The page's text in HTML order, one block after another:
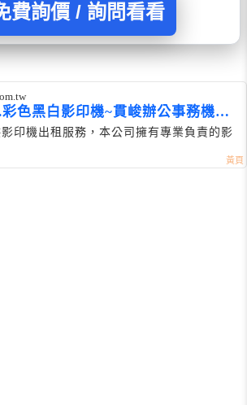
費詢價 / 詢問看看
色黑白影印機~貫峻辦公事務機器
印機出租服務，本公司擁有專業負責的影